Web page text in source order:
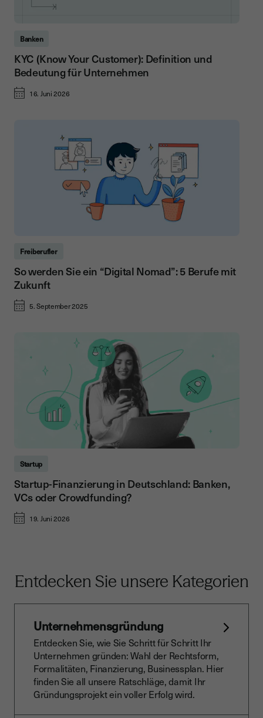
Banken
KYC (Know Your Customer): Definition und
Bedeutung für Unternehmen
16. Juni 2026
Freiberufler
So werden Sie ein “Digital Nomad”: 5 Berufe mit
Zukunft
5. September 2025
Startup
Startup-Finanzierung in Deutschland: Banken,
VCs oder Crowdfunding?
19. Juni 2026
Entdecken Sie unsere Kategorien
Unternehmensgründung
Entdecken Sie, wie Sie Schritt für Schritt Ihr
Unternehmen gründen: Wahl der Rechtsform,
Formalitäten, Finanzierung, Businessplan. Hier
finden Sie all unsere Ratschläge, damit Ihr
Gründungsprojekt ein voller Erfolg wird.